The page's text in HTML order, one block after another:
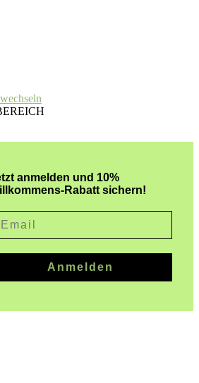
anmelden und 10%
Rabatt sichern!
Anmelden